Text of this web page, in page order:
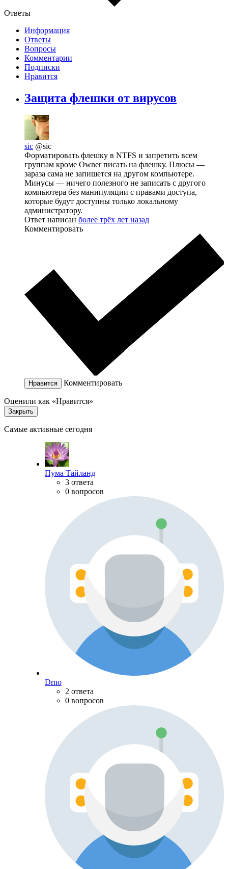
Ответы
Информация
Ответы
Вопросы
Комментарии
Подписки
Нравится
Защита флешки от вирусов
sic @sic
Форматировать флешку в NTFS и запретить всем
группам кроме Owner писать на флешку. Плюсы —
зараза сама не запишется на другом компьютере.
Минусы — ничего полезного не записать с другого
компьютера без манипуляции с правами доступа,
которые будут доступны только локальному
администратору.
Ответ написан более трёх лет назад
Комментировать
Нравится Комментировать
Оценили как «Нравится»
Закрыть
Самые активные сегодня
Пума Тайланд
3 ответа
0 вопросов
Drno
2 ответа
0 вопросов